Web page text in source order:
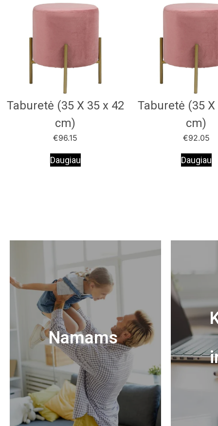
Taburetė (35 X 35 x 42
cm)
€96.15
Daugiau
Taburetė (35 X
cm)
€92.05
Daugiau
Namams